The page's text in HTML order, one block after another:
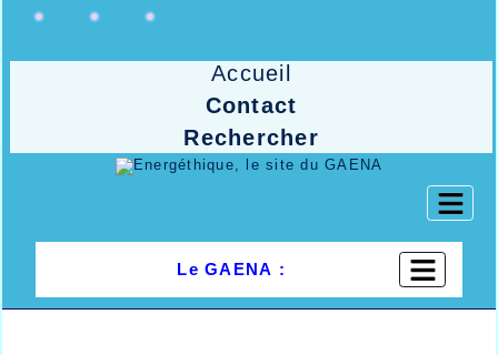
Accueil
Contact
Rechercher
Le GAENA :